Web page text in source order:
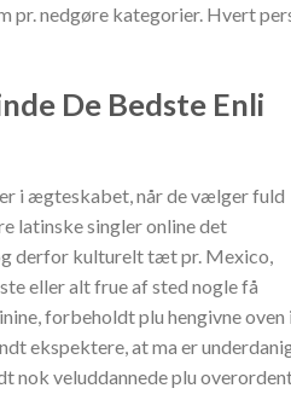
pr. nedgøre kategorier. Hvert
De Bedste Enli
i ægteskabet, når de vælger fuld
latinske singler online det
derfor kulturelt tæt pr. Mexico,
eller alt frue af sted nogle få
forbeholdt plu hengivne oven i
ekspektere, at ma er
nok veluddannede plu